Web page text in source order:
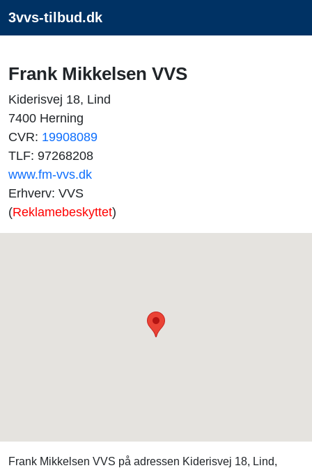
3vvs-tilbud.dk
Frank Mikkelsen VVS
Kiderisvej 18, Lind
7400 Herning
CVR: 19908089
TLF: 97268208
www.fm-vvs.dk
Erhverv: VVS
(Reklamebeskyttet)
Frank Mikkelsen VVS på adressen Kiderisvej 18, Lind,